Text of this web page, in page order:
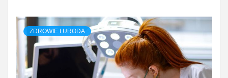
ZDROWIE I URODA